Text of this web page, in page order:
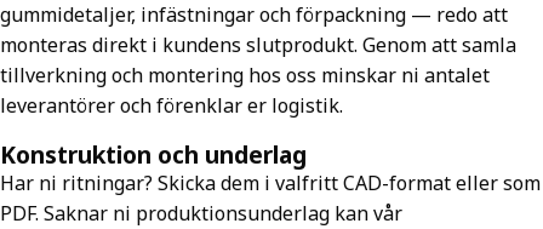
gummidetaljer, infästningar och förpackning — redo att
monteras direkt i kundens slutprodukt. Genom att samla
tillverkning och montering hos oss minskar ni antalet
leverantörer och förenklar er logistik.
Konstruktion och underlag
Har ni ritningar? Skicka dem i valfritt CAD-format eller som
PDF. Saknar ni produktionsunderlag kan vår